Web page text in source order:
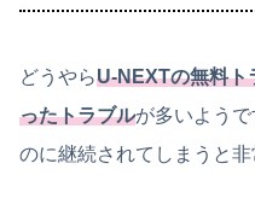
どうやらU-NEXTの無料ト
ったトラブルが多いよう
のに継続されてしまうと非